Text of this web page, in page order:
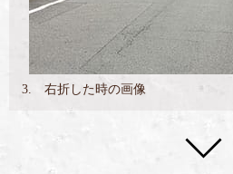
3. 右折した時の画像